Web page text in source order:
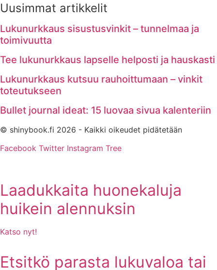
Uusimmat artikkelit
Lukunurkkaus sisustusvinkit – tunnelmaa ja
toimivuutta
Tee lukunurkkaus lapselle helposti ja hauskasti
Lukunurkkaus kutsuu rauhoittumaan – vinkit
toteutukseen
Bullet journal ideat: 15 luovaa sivua kalenteriin
© shinybook.fi 2026 - Kaikki oikeudet pidätetään
Facebook Twitter Instagram Tree
Laadukkaita huonekaluja
huikein alennuksin
Katso nyt!
Etsitkö parasta lukuvaloa tai